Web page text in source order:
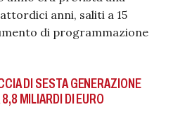
anni, saliti a 15
di programmazione
DI SESTA GENERAZIONE
MILIARDI DI EURO